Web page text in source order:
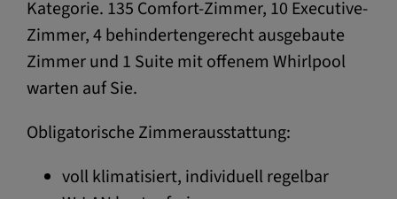
Kategorie. 135 Comfort-Zimmer, 10 Executive-
Zimmer, 4 behindertengerecht ausgebaute
Zimmer und 1 Suite mit offenem Whirlpool
warten auf Sie.
Obligatorische Zimmerausstattung:
voll klimatisiert, individuell regelbar